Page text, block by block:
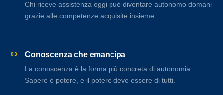
Chi riceve assistenza oggi può diventare autonomo domani
grazie alle competenze acquisite insieme.
03 Conoscenza che emancipa
La conoscenza è la forma più concreta di autonomia.
Sapere è potere, e il potere deve essere di tutti.